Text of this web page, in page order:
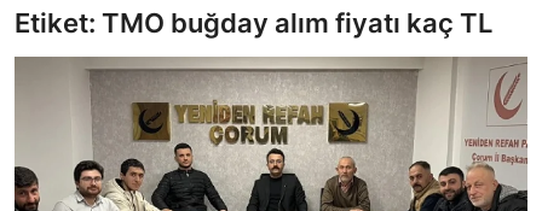
Cumhurbaşkanlığı
Bakanlıklar
Siyasi Partiler
Etiket: TMO buğday alım fiyatı kaç TL